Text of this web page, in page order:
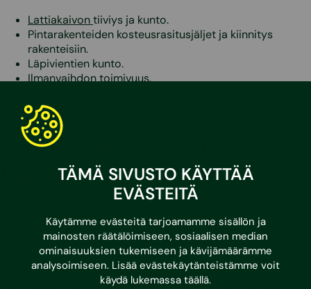
TÄMÄ SIVUSTO KÄYTTÄÄ
EVÄSTEITÄ
Käytämme evästeitä tarjoamamme sisällön ja
mainosten räätälöimiseen, sosiaalisen median
ominaisuuksien tukemiseen ja kävijämäärämme
analysoimiseen. Lisää evästekäytänteistämme voit
käydä lukemassa täällä.
Lattiakaivontiiviys ja kunto.
Pintarakenteiden kosteusrasitusjäljet ja kiinnitys
rakenteisiin.
Läpivientien kunto.
Ilmanvaihdon toimivuus.
Onko kosteusmittaus
tarpeen?
rakennettu ennen vuotta 1999 tai mikäli aistinvaraisesti
pinnoilla havaitaan kosteusrasitusjälkiä tai
värimuutoksia/homepilkkuja.